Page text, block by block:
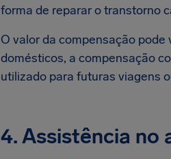
forma de reparar o transtorno
O valor da compensação
domésticos, a compensação
utilizado para futuras viagens
4. Assistência no